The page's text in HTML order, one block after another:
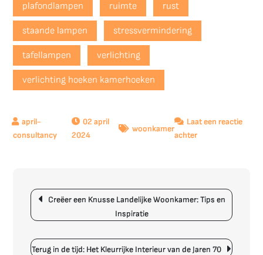
plafondlampen ruimte rust
staande lampen stressvermindering
tafellampen verlichting
verlichting hoeken kamerhoeken
02 april
2024
woonkamer
Laat een reactie
achterop
Sfeervol
Interieur
Woonkamer
Berichtnavigatie
Creëer een Knusse Landelijke Woonkamer: Tips en
Inspiratie
Terug in de tijd: Het Kleurrijke Interieur van de Jaren 70